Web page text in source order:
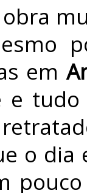
em
e
o dia